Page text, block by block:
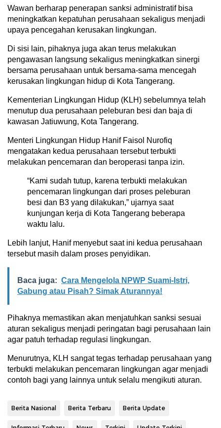
Wawan berharap penerapan sanksi administratif bisa
meningkatkan kepatuhan perusahaan sekaligus menjadi
upaya pencegahan kerusakan lingkungan.
Di sisi lain, pihaknya juga akan terus melakukan
pengawasan langsung sekaligus meningkatkan sinergi
bersama perusahaan untuk bersama-sama mencegah
kerusakan lingkungan hidup di Kota Tangerang.
Kementerian Lingkungan Hidup (KLH) sebelumnya telah
menutup dua perusahaan peleburan besi dan baja di
kawasan Jatiuwung, Kota Tangerang.
Menteri Lingkungan Hidup Hanif Faisol Nurofiq
mengatakan kedua perusahaan tersebut terbukti
melakukan pencemaran dan beroperasi tanpa izin.
“Kami sudah tutup, karena terbukti melakukan
pencemaran lingkungan dari proses peleburan
besi dan B3 yang dilakukan,” ujarnya saat
kunjungan kerja di Kota Tangerang beberapa
waktu lalu.
Lebih lanjut, Hanif menyebut saat ini kedua perusahaan
tersebut masih dalam proses penyidikan.
Baca juga: Cara Mengelola NPWP Suami-Istri,
Gabung atau Pisah? Simak Aturannya!
Pihaknya memastikan akan menjatuhkan sanksi sesuai
aturan sekaligus menjadi peringatan bagi perusahaan lain
agar patuh terhadap regulasi lingkungan.
Menurutnya, KLH sangat tegas terhadap perusahaan yang
terbukti melakukan pencemaran lingkungan agar menjadi
contoh bagi yang lainnya untuk selalu mengikuti aturan.
Berita Nasional Berita Terbaru Berita Update